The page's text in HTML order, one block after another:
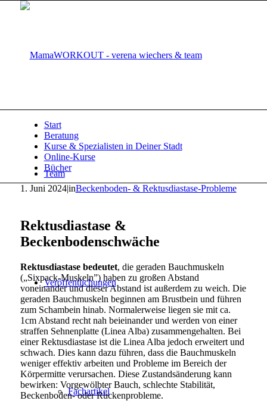
Team
Veröffentlichungen
Fachartikel
Start
Beratung
Kurse & Spezialisten in Deiner Stadt
Online-Kurse
Bücher
1. Juni 2024|inBeckenboden- & Rektusdiastase-Probleme
Rektusdiastase &
Beckenbodenschwäche
Rektusdiastase bedeutet, die geraden Bauchmuskeln
(„Sixpack-Muskeln”) haben zu großen Abstand
voneinander und dieser Abstand ist außerdem zu weich. Die
geraden Bauchmuskeln beginnen am Brustbein und führen
zum Schambein hinab. Normalerweise liegen sie mit ca.
1cm Abstand recht nah beieinander und werden von einer
straffen Sehnenplatte (Linea Alba) zusammengehalten. Bei
einer Rektusdiastase ist die Linea Alba jedoch erweitert und
schwach. Dies kann dazu führen, dass die Bauchmuskeln
weniger effektiv arbeiten und Probleme im Bereich der
Körpermitte verursachen. Diese Zustandsänderung kann
bewirken: Vorgewölbter Bauch, schlechte Stabilität,
Beckenboden- oder Rückenprobleme.